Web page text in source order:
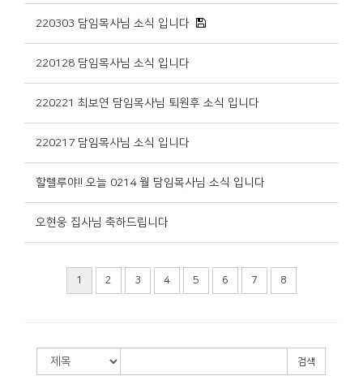
220303 담임목사님 소식 입니다
220128 담임목사님 소식 입니다
220221 최보연 담임목사님 퇴원후 소식 입니다
220217 담임목사님 소식 입니다
할렐루야!! 오늘 0214 월 담임목사님 소식 입니다
오현웅 집사님 축하드립니다
1 2 3 4 5 6 7 8
검색